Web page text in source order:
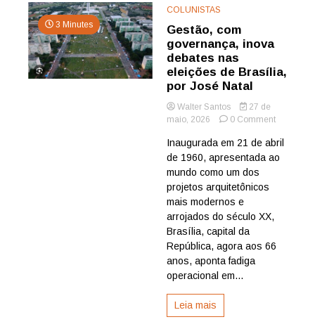
3 Minutes
COLUNISTAS
Gestão, com
governança, inova
debates nas
eleições de Brasília,
por José Natal
Walter Santos
27 de
maio, 2026
0 Commenton
com
por
Inaugurada em 21 de abril
de 1960, apresentada ao
mundo como um dos
projetos arquitetônicos
mais modernos e
arrojados do século XX,
Brasília, capital da
República, agora aos 66
anos, aponta fadiga
operacional em...
Leia mais